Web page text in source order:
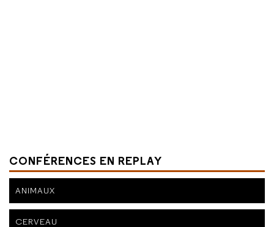
CONFÉRENCES EN REPLAY
ANIMAUX
CERVEAU